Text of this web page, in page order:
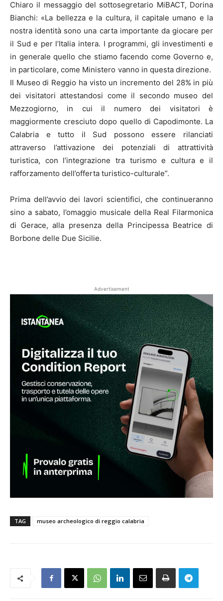
Chiaro il messaggio del sottosegretario MiBACT, Dorina
Bianchi: «La bellezza e la cultura, il capitale umano e la
nostra identità sono una carta importante da giocare per
il Sud e per l’Italia intera. I programmi, gli investimenti e
in generale quello che stiamo facendo come Governo e,
in particolare, come Ministero vanno in questa direzione.
Il Museo di Reggio ha visto un incremento del 28% in più
dei visitatori attestandosi come il secondo museo del
Mezzogiorno, in cui il numero dei visitatori è
maggiormente cresciuto dopo quello di Capodimonte. La
Calabria e tutto il Sud possono essere rilanciati
attraverso l’attivazione dei potenziali di attrattività
turistica, con l’integrazione tra turismo e cultura e il
rafforzamento dell’offerta turistico-culturale”.
Prima dell’avvio dei lavori scientifici, che continueranno
sino a sabato, l’omaggio musicale della Real Filarmonica
di Gerace, alla presenza della Principessa Beatrice di
Borbone delle Due Sicilie.
Advertisement
TAG museo archeologico di reggio calabria